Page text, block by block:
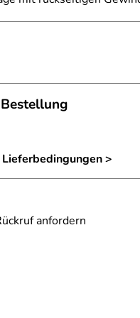
Gewindebolzen
Edelstahlstahlblech
nach RAL
>
anfordern